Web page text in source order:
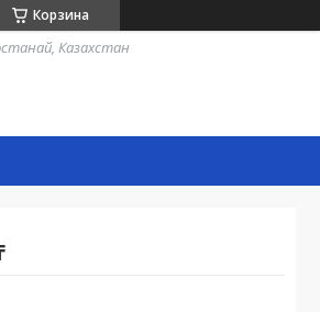
Корзина
Казахстан